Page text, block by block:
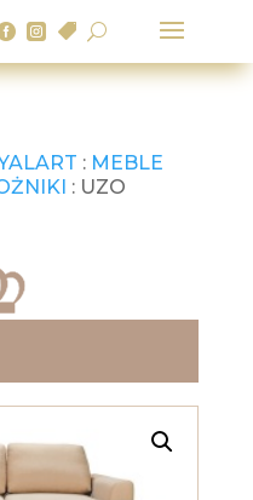
  U
: MEBLE
: UZO